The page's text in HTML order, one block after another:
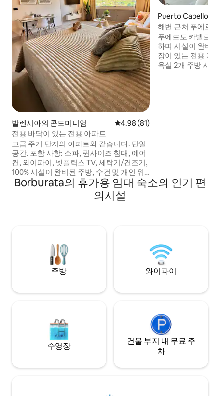
발렌시아의 콘도미니엄 평점 4.98점(5점 만점), 후기 81
4.98 (81)
전용 바닥이 있는 전용 아파트
고급 주거 단지의 아파트와 같습니다. 단일
공간. 포함 사항: 소파, 퀸사이즈 침대, 에어
컨, 와이파이, 넷플릭스 TV, 세탁기/건조기,
100% 시설이 완비된 주방, 수건 및 개인 위
생용품, 옷용 다리미, 헤어드라이어. 지역의
특징: 100% 전기 설비가 완비된 건물, 24시
간 상수도, 지붕이 있는 주차 공간. 1블록 거
Puerto Cabello의
해변 근처 푸에르
푸에르토 카벨로
하며 시설이 완비
장이 있는 전용 지
욕실 2개 주방 시설, 우물 및 물탱크, 와이파
Borburata의 휴가용 임대 숙소의 인기 편
의시설
주방 와이파이
수영장
건물 부지 내 무료 주
차